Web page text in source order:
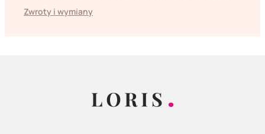
Zwroty i wymiany